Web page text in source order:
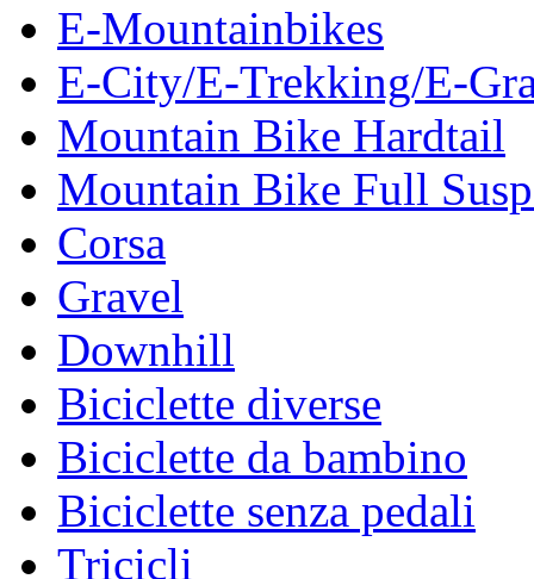
E-Mountainbikes
E-City/E-Trekking/E-
Mountain Bike Hardtail
Mountain Bike Full
Corsa
Gravel
Downhill
Biciclette diverse
Biciclette da bambino
Biciclette senza pedali
Tricicli